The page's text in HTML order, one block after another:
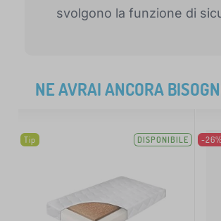
svolgono la funzione di
NE AVRAI ANCORA
Tip DISPONIBILE -26%